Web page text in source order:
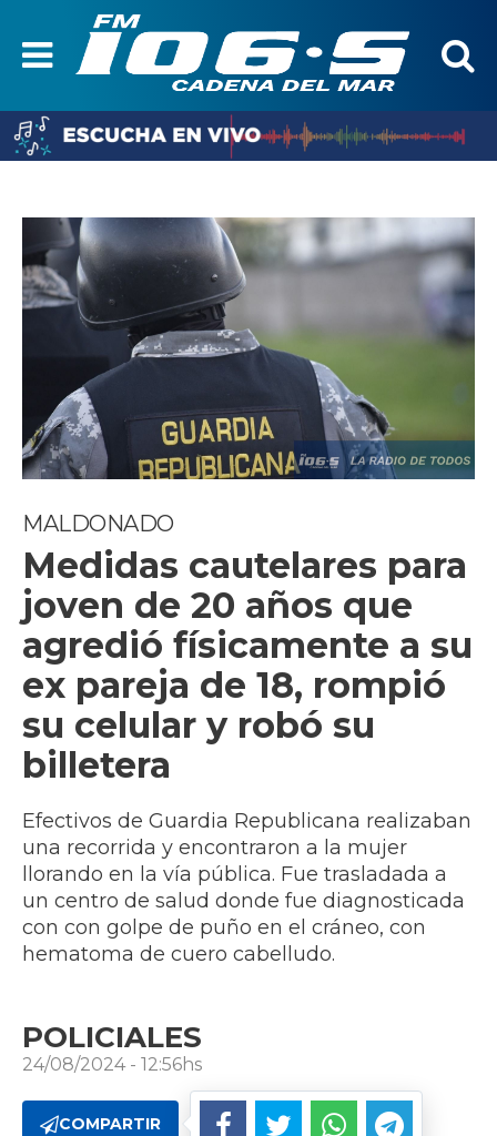
MALDONADO
Medidas cautelares para
joven de 20 años que
agredió físicamente a su
ex pareja de 18, rompió
su celular y robó su
billetera
Efectivos de Guardia Republicana realizaban
una recorrida y encontraron a la mujer
llorando en la vía pública. Fue trasladada a
un centro de salud donde fue diagnosticada
con con golpe de puño en el cráneo, con
hematoma de cuero cabelludo.
POLICIALES
24/08/2024 - 12:56hs
COMPARTIR